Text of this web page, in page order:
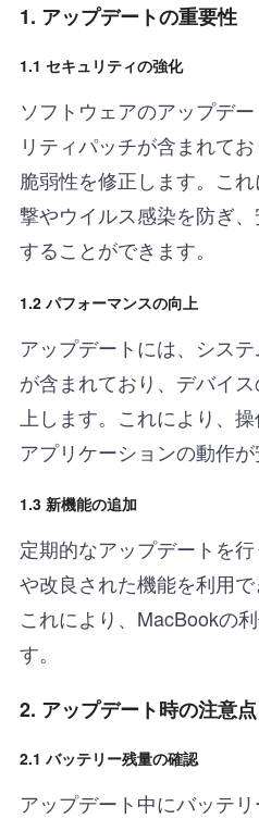
1. アップデートの重要性
1.1 セキュリティの強化
ソフトウェアのアップデ
リティパッチが含まれて
脆弱性を修正します。こ
撃やウイルス感染を防ぎ
することができます。
1.2 パフォーマンスの向上
アップデートには、シス
が含まれており、デバイ
上します。これにより、
アプリケーションの動作が
1.3 新機能の追加
定期的なアップデートを
や改良された機能を利用で
これにより、MacBookの
す。
2. アップデート時の注意点
2.1 バッテリー残量の確認
アップデート中にバッテ